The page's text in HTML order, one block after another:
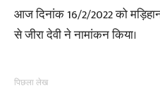
आज दिनांक 16/2/2022 को
से जीरा देवी ने नामांकन किया।
पिछला लेख